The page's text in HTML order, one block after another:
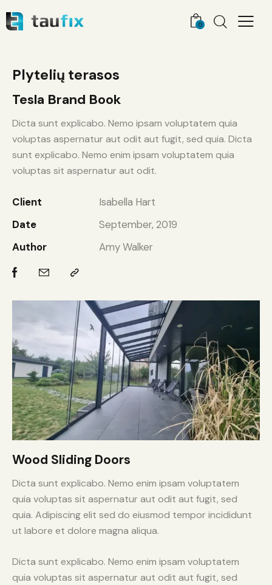
0
Plytelių terasos
Wood Sliding Doors
Dicta sunt explicabo. Nemo enim ipsam voluptatem
quia voluptas sit aspernatur aut odit aut fugit, sed
quia. Adipiscing elit sed do eiusmod tempor incididunt
ut labore et dolore magna aliqua.
Dicta sunt explicabo. Nemo enim ipsam voluptatem
quia voluptas sit aspernatur aut odit aut fugit, sed
Tesla Brand Book
Dicta sunt explicabo. Nemo ipsam voluptatem quia
voluptas aspernatur aut odit aut fugit, sed quia. Dicta
sunt explicabo. Nemo enim ipsam voluptatem quia
voluptas sit aspernatur aut odit.
Client
Isabella Hart
Date
September, 2019
Author
Amy Walker